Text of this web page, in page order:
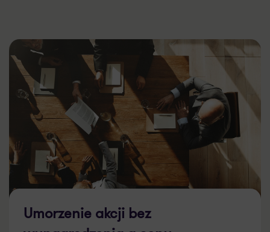
Umorzenie akcji bez